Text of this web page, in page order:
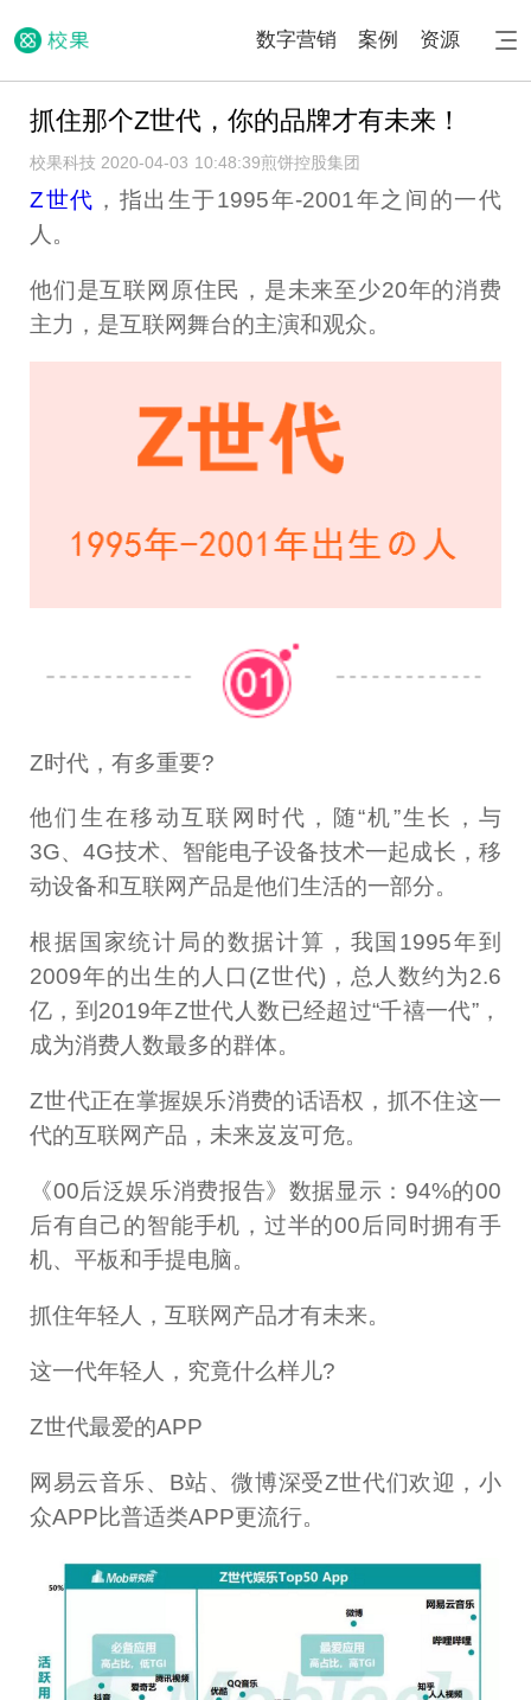
数字营销 案例 资源
抓住那个Z世代，你的品牌才有未来！
校果科技 2020-04-03 10:48:39煎饼控股集团
Z世代 ，指出生于1995年-2001年之间的一代
人。
他们是互联网原住民，是未来至少20年的消费
主力，是互联网舞台的主演和观众。
Z时代，有多重要?
他们生在移动互联网时代，随“机”生长，与
3G、4G技术、智能电子设备技术一起成长，移
动设备和互联网产品是他们生活的一部分。
根据国家统计局的数据计算，我国1995年到
2009年的出生的人口(Z世代)，总人数约为2.6
亿，到2019年Z世代人数已经超过“千禧一代”，
成为消费人数最多的群体。
Z世代正在掌握娱乐消费的话语权，抓不住这一
代的互联网产品，未来岌岌可危。
《00后泛娱乐消费报告》数据显示：94%的00
后有自己的智能手机，过半的00后同时拥有手
机、平板和手提电脑。
抓住年轻人，互联网产品才有未来。
这一代年轻人，究竟什么样儿?
Z世代最爱的APP
网易云音乐、B站、微博深受Z世代们欢迎，小
众APP比普适类APP更流行。